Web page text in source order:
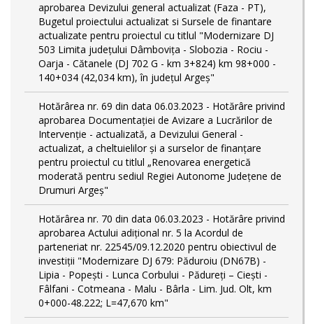
aprobarea Devizului general actualizat (Faza - PT),
Bugetul proiectului actualizat si Sursele de finantare
actualizate pentru proiectul cu titlul "Modernizare DJ
503 Limita județului Dâmbovița - Slobozia - Rociu -
Oarja - Cătanele (DJ 702 G - km 3+824) km 98+000 -
140+034 (42,034 km), în județul Argeș"
Hotărârea nr. 69 din data 06.03.2023 - Hotărâre privind
aprobarea Documentației de Avizare a Lucrărilor de
Intervenție - actualizată, a Devizului General -
actualizat, a cheltuielilor și a surselor de finanțare
pentru proiectul cu titlul „Renovarea energetică
moderată pentru sediul Regiei Autonome Județene de
Drumuri Argeș"
Hotărârea nr. 70 din data 06.03.2023 - Hotărâre privind
aprobarea Actului adițional nr. 5 la Acordul de
parteneriat nr. 22545/09.12.2020 pentru obiectivul de
investiții "Modernizare DJ 679: Păduroiu (DN67B) -
Lipia - Popești - Lunca Corbului - Pădureți – Ciești -
Fâlfani - Cotmeana - Malu - Bârla - Lim. Jud. Olt, km
0+000-48.222; L=47,670 km"